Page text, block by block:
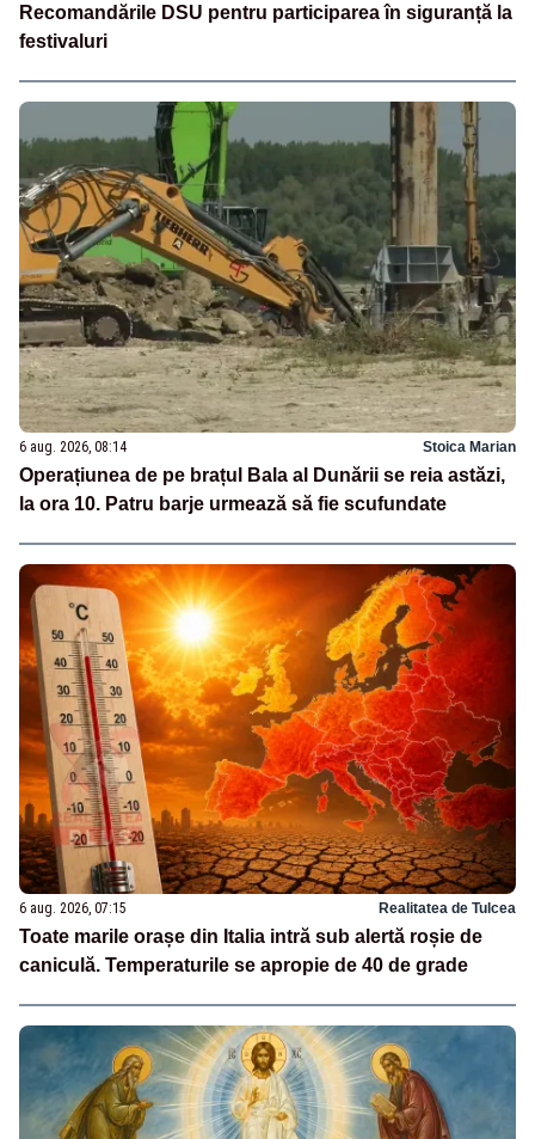
Recomandările DSU pentru participarea în siguranță la
festivaluri
6 aug. 2026, 08:14 Stoica Marian
Operațiunea de pe brațul Bala al Dunării se reia astăzi,
la ora 10. Patru barje urmează să fie scufundate
6 aug. 2026, 07:15 Realitatea de Tulcea
Toate marile orașe din Italia intră sub alertă roșie de
caniculă. Temperaturile se apropie de 40 de grade